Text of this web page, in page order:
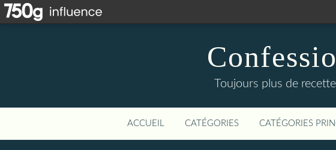
Toujours plus de
ACCUEIL CATÉGORIES CATÉGORIES